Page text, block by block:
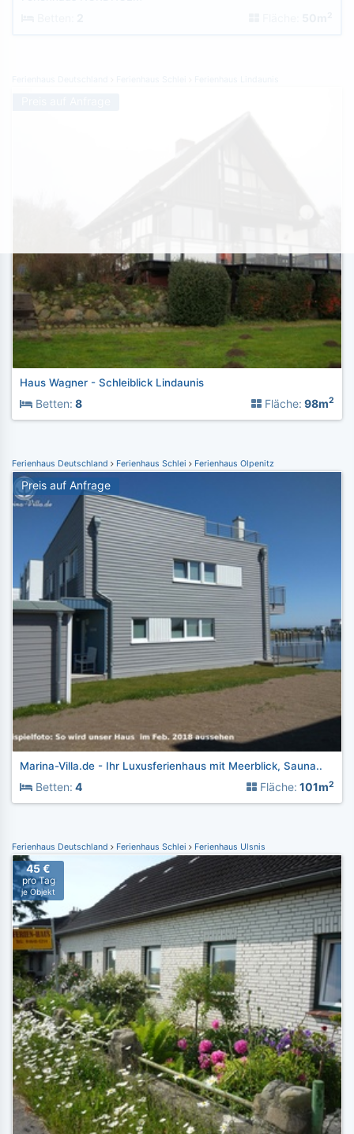
Haus Wagner - Schleiblick Lindaunis
Betten: 8 Fläche: 98m2
Ferienhaus Deutschland Ferienhaus Schlei Ferienhaus Olpenitz
Preis auf Anfrage
Marina-Villa.de - Ihr Luxusferienhaus mit Meerblick, Sauna..
Betten: 4 Fläche: 101m2
Ferienhaus Deutschland Ferienhaus Schlei Ferienhaus Ulsnis
45 €
pro Tag
je Objekt